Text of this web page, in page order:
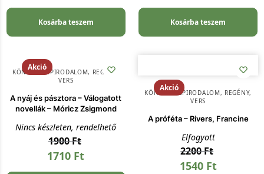
Kosárba teszem Kosárba teszem
Akció
KÖNYV,SZÉPIRODALOM, REGÉNY,
VERS
A nyáj és pásztora – Válogatott
novellák – Móricz Zsigmond
Nincs készleten, rendelhető
1900Ft
1710 Ft
Akció
KÖNYV,SZÉPIRODALOM, REGÉNY,
VERS
A próféta – Rivers, Francine
Elfogyott
2200Ft
1540 Ft